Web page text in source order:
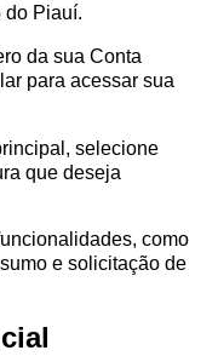
do Piauí.
da sua Conta
para acessar sua
selecione
que deseja
como
e solicitação de